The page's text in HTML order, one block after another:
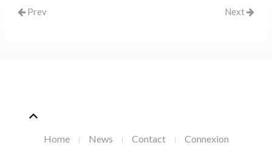
Prev Next
Home News Contact Connexion